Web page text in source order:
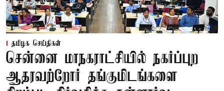
தமிழக செய்திகள்
சென்னை மாநகராட்சியில் நகர்ப்புற
ஆதரவற்றோர் தங்குமிடங்களை